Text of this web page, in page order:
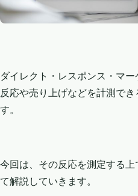
ダイレクト・レスポンス・マ
反応や売り上げなどを計測で
す。
今回は、その反応を測定する
て解説していきます。